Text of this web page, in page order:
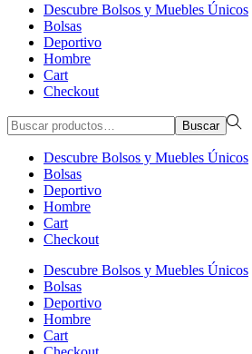
Descubre Bolsos y Muebles Únicos
Bolsas
Deportivo
Hombre
Cart
Checkout
Búsqueda
para:>
Buscar
Descubre Bolsos y Muebles Únicos
Bolsas
Deportivo
Hombre
Cart
Checkout
Descubre Bolsos y Muebles Únicos
Bolsas
Deportivo
Hombre
Cart